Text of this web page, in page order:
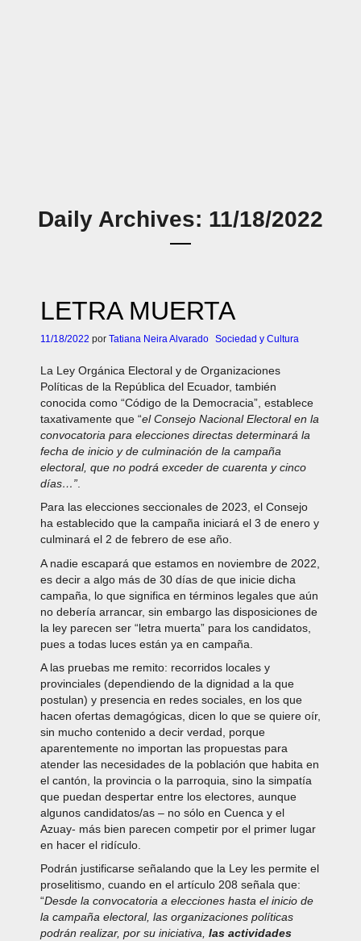
Daily Archives: 11/18/2022
LETRA MUERTA
11/18/2022 por Tatiana Neira Alvarado Sociedad y Cultura
La Ley Orgánica Electoral y de Organizaciones
Políticas de la República del Ecuador, también
conocida como “Código de la Democracia”, establece
taxativamente que “el Consejo Nacional Electoral en la
convocatoria para elecciones directas determinará la
fecha de inicio y de culminación de la campaña
electoral, que no podrá exceder de cuarenta y cinco
días…”
Para las elecciones seccionales de 2023, el Consejo
ha establecido que la campaña iniciará el 3 de enero y
culminará el 2 de febrero de ese año.
A nadie escapará que estamos en noviembre de 2022,
es decir a algo más de 30 días de que inicie dicha
campaña, lo que significa en términos legales que aún
no debería arrancar, sin embargo las disposiciones de
la ley parecen ser “letra muerta” para los candidatos,
pues a todas luces están ya en campaña.
A las pruebas me remito: recorridos locales y
provinciales (dependiendo de la dignidad a la que
postulan) y presencia en redes sociales, en los que
hacen ofertas demagógicas, dicen lo que se quiere oír,
sin mucho contenido a decir verdad, porque
aparentemente no importan las propuestas para
atender las necesidades de la población que habita en
el cantón, la provincia o la parroquia, sino la simpatía
que puedan despertar entre los electores, aunque
algunos candidatos/as – no sólo en Cuenca y el
Azuay- más bien parecen competir por el primer lugar
en hacer el ridículo.
Podrán justificarse señalando que la Ley les permite el
proselitismo, cuando en el artículo 208 señala que:
“Desde la convocatoria a elecciones hasta el inicio de
la campaña electoral, las organizaciones políticas
podrán realizar, por su iniciativa, las actividades